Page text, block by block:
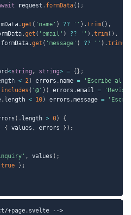
request . formData( ) ;
.get ( 'name' ) ?? '' ) .trim( ) ,
.get ( 'email' ) ?? '' ) .trim( ) ,
formData.get ( 'message' ) ?? '' ) .trim(
<string , string> = { } ;
< 2) errors . name =
'Escribe al
includes ( '@' ) ) errors .email =
. length < 10) errors .message =
) . length > 0)
{
{ values , errors } ) ;
, values ) ;
true } ;
+page.svelte -->